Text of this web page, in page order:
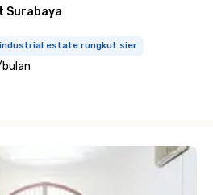
Surabaya
industrial estate rungkut sier
bulan